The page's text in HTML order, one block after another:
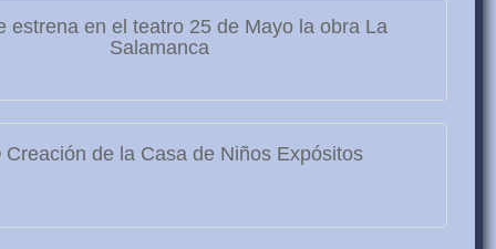
estrena en el teatro 25 de Mayo la obra La
Salamanca
Creación de la Casa de Niños Expósitos